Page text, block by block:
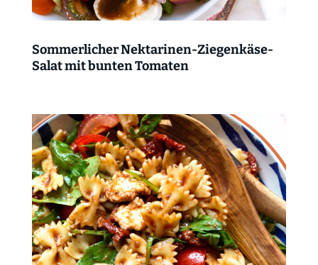
Sommerlicher Nektarinen-Ziegenkäse-
Salat mit bunten Tomaten